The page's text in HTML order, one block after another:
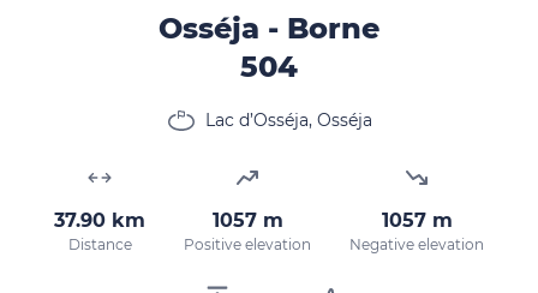
Osséja - Borne
504
Lac d’Osséja, Osséja
37.90 km
Distance
1057 m
Positive elevation
1057 m
Negative elevation